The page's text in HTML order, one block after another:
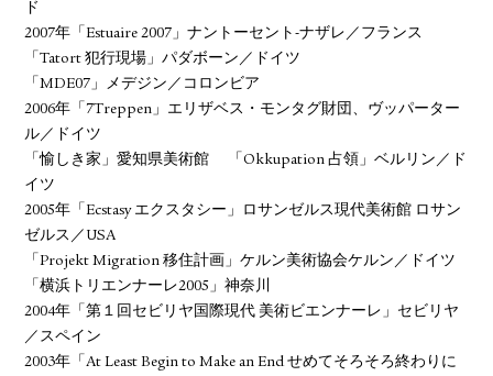
ド
2007年「Estuaire 2007」ナントーセント-ナザレ／フランス
「Tatort 犯行現場」パダボーン／ドイツ
「MDE07」メデジン／コロンビア
2006年「7Treppen」エリザベス・モンタグ財団、ヴッパーター
ル／ドイツ
「愉しき家」愛知県美術館 「Okkupation 占領」ベルリン／ド
イツ
2005年「Ecstasy エクスタシー」ロサンゼルス現代美術館 ロサン
ゼルス／USA
「Projekt Migration 移住計画」ケルン美術協会ケルン／ドイツ
「横浜トリエンナーレ2005」神奈川
2004年「第１回セビリヤ国際現代 美術ビエンナーレ」セビリヤ
／スペイン
2003年「At Least Begin to Make an End せめてそろそろ終わりに